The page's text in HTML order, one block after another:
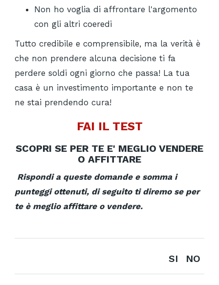
Non ho voglia di affrontare l'argomento
con gli altri coeredi
Tutto credibile e comprensibile, ma la verità è
che non prendere alcuna decisione ti fa
perdere soldi ogni giorno che passa! La tua
casa è un investimento importante e non te
ne stai prendendo cura!
FAI IL TEST
SCOPRI SE PER TE E' MEGLIO VENDERE
O AFFITTARE
Rispondi a queste domande e somma i
punteggi ottenuti, di seguito ti diremo se per
te è meglio affittare o vendere.
SI NO